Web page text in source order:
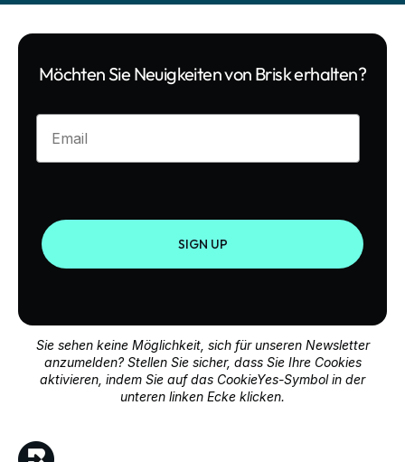
Möchten Sie Neuigkeiten von Brisk erhalten?
Enter your email
SIGN UP
Sie sehen keine Möglichkeit, sich für unseren Newsletter
anzumelden? Stellen Sie sicher, dass Sie Ihre Cookies
aktivieren, indem Sie auf das CookieYes-Symbol in der
unteren linken Ecke klicken.